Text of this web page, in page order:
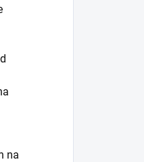
na